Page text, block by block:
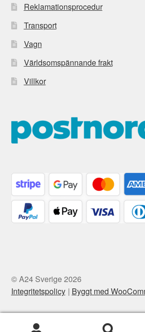
Reklamationsprocedur
Transport
Vagn
Världsomspännande frakt
Villkor
© A24 Sverige 2026
Integritetspolicy
Byggt med